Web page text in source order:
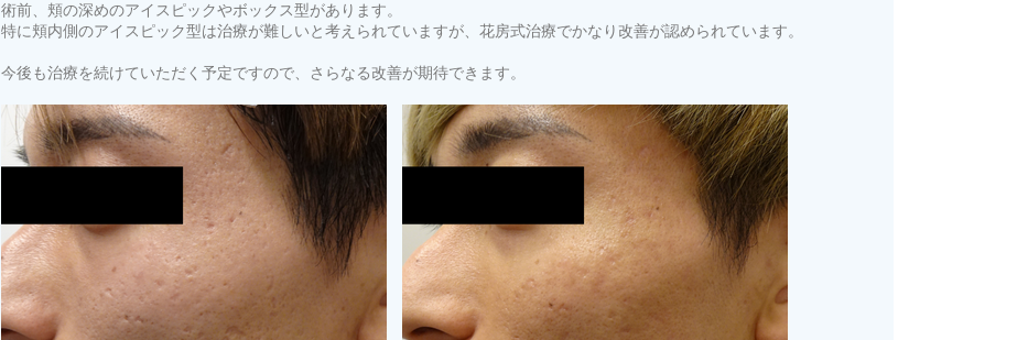
術前、頬の深めのアイスピックやボックス型があります。
特に頬内側のアイスピック型は治療が難しいと考えられていますが、花房式治療でかなり改善が認められています。
今後も治療を続けていただく予定ですので、さらなる改善が期待できます。